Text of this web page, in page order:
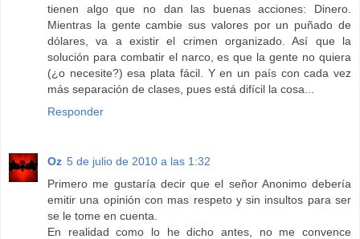
tienen algo que no dan las buenas acciones: Dinero.
Mientras la gente cambie sus valores por un puñado de
dólares, va a existir el crimen organizado. Así que la
solución para combatir el narco, es que la gente no quiera
(¿o necesite?) esa plata fácil. Y en un país con cada vez
más separación de clases, pues está difícil la cosa...
Responder
Oz 5 de julio de 2010 a las 1:32
Primero me gustaría decir que el señor Anonimo debería
emitir una opinión con mas respeto y sin insultos para ser
se le tome en cuenta.
En realidad como lo he dicho antes, no me convence